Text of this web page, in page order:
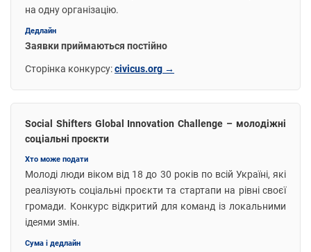
на одну організацію.
Дедлайн
Заявки приймаються постійно
Сторінка конкурсу:civicus.org →
Social Shifters Global Innovation Challenge – молодіжні
соціальні проєкти
Хто може подати
Молоді люди віком від 18 до 30 років по всій Україні, які
реалізують соціальні проєкти та стартапи на рівні своєї
громади. Конкурс відкритий для команд із локальними
ідеями змін.
Сума і дедлайн